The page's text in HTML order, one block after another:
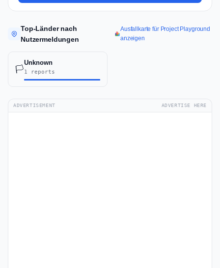
Top-Länder nach
Nutzermeldungen
Ausfallkarte für Project Playground
anzeigen
🏳️
Unknown
1 reports
ADVERTISEMENT ADVERTISE HERE